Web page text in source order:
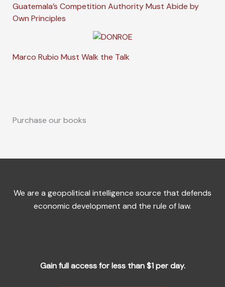
Guatemala’s Competition Authority Must Abide by
Own Principles
Marco Rubio Must Walk the Talk
Purchase our books
We are a geopolitical intelligence source that defends
economic development and the rule of law.
Gain full access for less than $1 per day.